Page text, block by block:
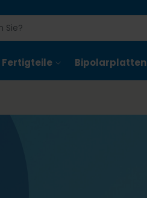
Fertigteile Bipolarplatten